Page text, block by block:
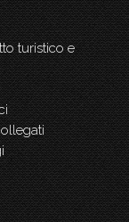
turistico e